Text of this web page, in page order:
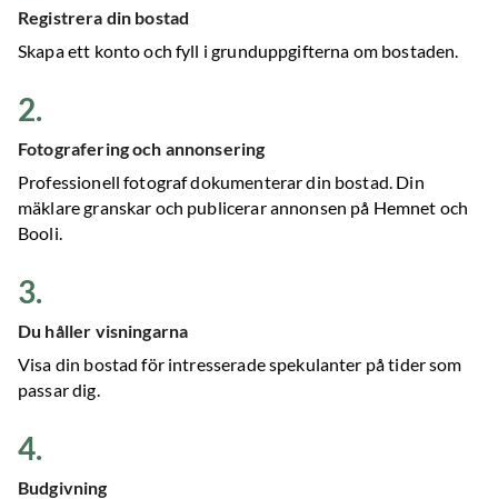
Registrera din bostad
Skapa ett konto och fyll i grunduppgifterna om bostaden.
2.
Fotografering och annonsering
Professionell fotograf dokumenterar din bostad. Din
mäklare granskar och publicerar annonsen på Hemnet och
Booli.
3.
Du håller visningarna
Visa din bostad för intresserade spekulanter på tider som
passar dig.
4.
Budgivning